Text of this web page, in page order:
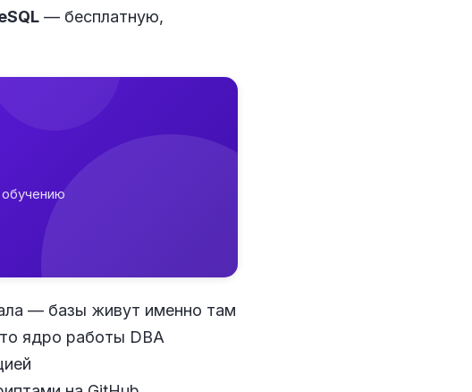
— бесплатную,
— базы живут именно там
ядро работы DBA